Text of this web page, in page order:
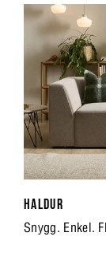
HALDUR
Snygg. Enkel.